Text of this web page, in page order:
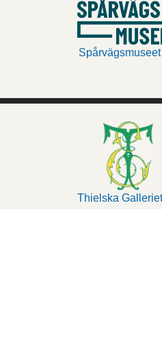
Spårvägsmuseet
Thielska Galleriet